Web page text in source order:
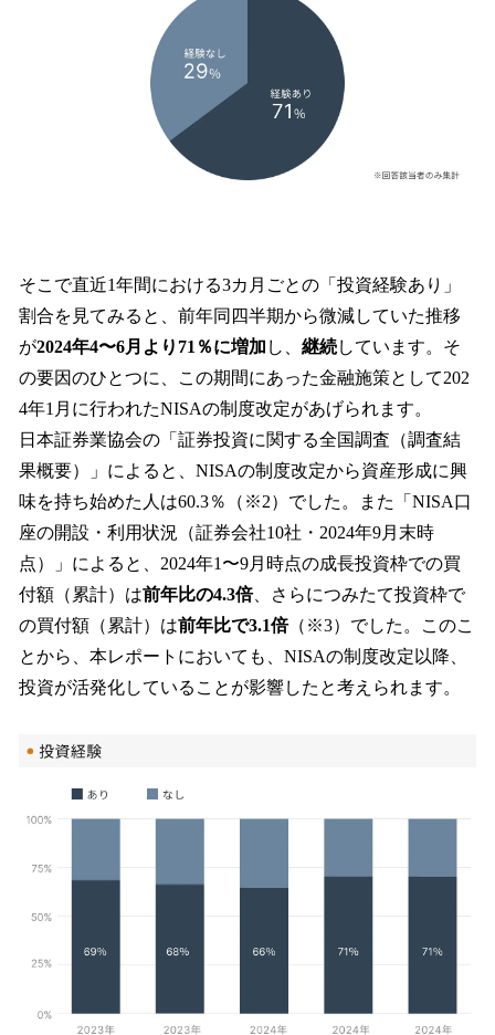
そこで直近1年間における3カ月ごとの「投資経験あり」
割合を見てみると、前年同四半期から微減していた推移
が2024年4〜6月より71％に増加 し、 継続しています。そ
の要因のひとつに、この期間にあった金融施策として202
4年1月に行われたNISAの制度改定があげられます。
日本証券業協会の「証券投資に関する全国調査（調査結
果概要）」によると、NISAの制度改定から資産形成に興
味を持ち始めた人は60.3％（※2）でした。また「NISA口
座の開設・利用状況（証券会社10社・2024年9月末時
点）」によると、2024年1〜9月時点の成長投資枠での買
付額（累計）は前年比の4.3倍、さらにつみたて投資枠で
の買付額（累計）は前年比で3.1倍（※3）でした。このこ
とから、本レポートにおいても、NISAの制度改定以降、
投資が活発化していることが影響したと考えられます。